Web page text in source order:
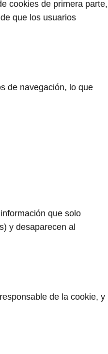
cookies de primera parte,
que los usuarios
de navegación, lo que
que solo
y desaparecen al
de la cookie, y